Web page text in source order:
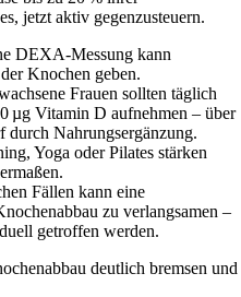
jetzt aktiv gegenzusteuern.
DEXA-Messung kann
Knochen geben.
Frauen sollten täglich
µg Vitamin D aufnehmen – über
durch Nahrungsergänzung.
Yoga oder Pilates stärken
Fällen kann eine
zu verlangsamen –
getroffen werden.
deutlich bremsen und